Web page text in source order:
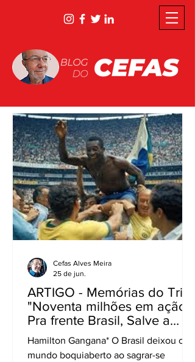
ARTIGO - Memórias do Tri.
"Noventa milhões em ação.
Pra frente Brasil, Salve a
seleção!"
Hamilton Gangana* O Brasil deixou o
mundo boquiaberto ao sagrar-se
Cefas Alves Meira
25 de jun.